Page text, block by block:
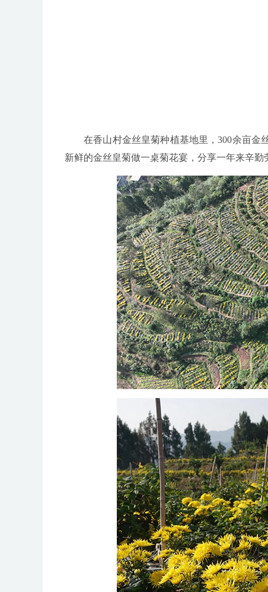
在香山村金丝皇菊种植基地里，300余亩金
新鲜的金丝皇菊做一桌菊花宴，分享一年来辛